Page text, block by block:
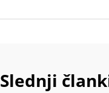
Slednji